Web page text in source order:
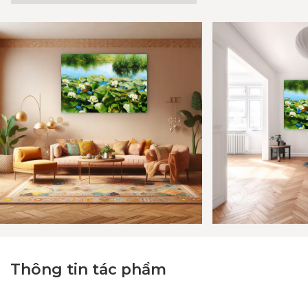
Thông tin tác phẩm